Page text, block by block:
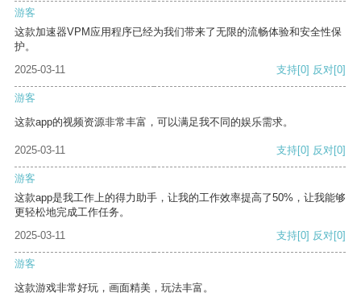
游客
这款加速器VPM应用程序已经为我们带来了无限的流畅体验和安全性保
护。
2025-03-11
支持[0] 反对[0]
游客
这款app的视频资源非常丰富，可以满足我不同的娱乐需求。
2025-03-11 支持[0] 反对[0]
游客
这款app是我工作上的得力助手，让我的工作效率提高了50%，让我能够
更轻松地完成工作任务。
2025-03-11
支持[0] 反对[0]
游客
这款游戏非常好玩，画面精美，玩法丰富。